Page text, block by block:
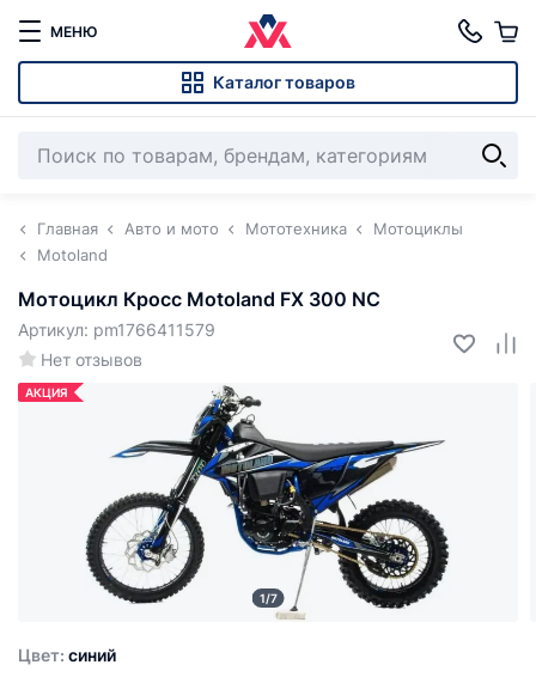
МЕНЮ
Каталог товаров
Главная Авто и мото Мототехника
Мотоциклы
Motoland
Мотоцикл Кросс Motoland FX 300 NC
Нет отзывов
Артикул: pm1766411579
АКЦИЯ
1/7
Цвет: синий